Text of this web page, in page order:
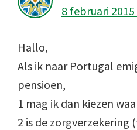
8 februari
Hallo,
Als ik naar Portugal
pensioen,
1 mag ik dan kiezen
2 is de zorgverzekering